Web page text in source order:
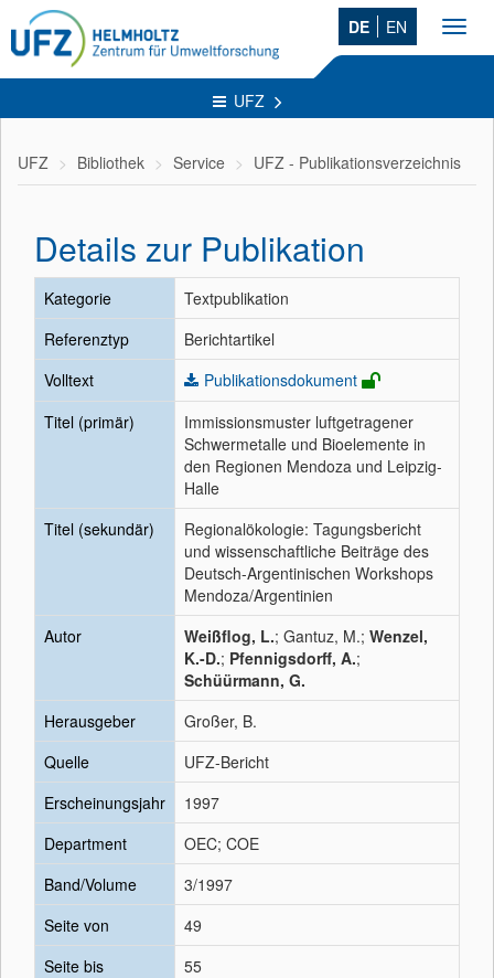
DE EN
UFZ
UFZ Bibliothek Service UFZ - Publikationsverzeichnis
Details zur Publikation
Kategorie
Textpublikation
Referenztyp
Berichtartikel
Volltext
Publikationsdokument
Titel (primär)
Immissionsmuster luftgetragener
Schwermetalle und Bioelemente in
den Regionen Mendoza und Leipzig-
Halle
Titel (sekundär)
Regionalökologie: Tagungsbericht
und wissenschaftliche Beiträge des
Deutsch-Argentinischen Workshops
Mendoza/Argentinien
Autor
Weißflog, L.; Gantuz, M.; Wenzel,
K.-D.; Pfennigsdorff, A.;
Schüürmann, G.
Herausgeber
Großer, B.
Quelle
UFZ-Bericht
Erscheinungsjahr
1997
Department
OEC; COE
Band/Volume
3/1997
Seite von
49
Seite bis
55